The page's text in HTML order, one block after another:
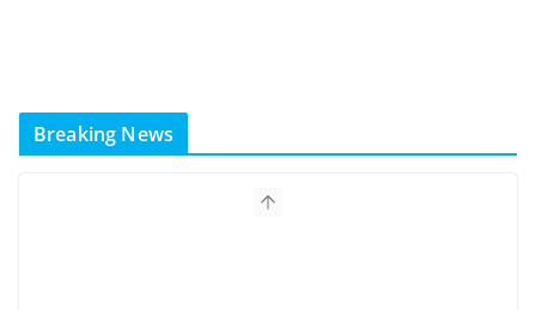
Breaking News